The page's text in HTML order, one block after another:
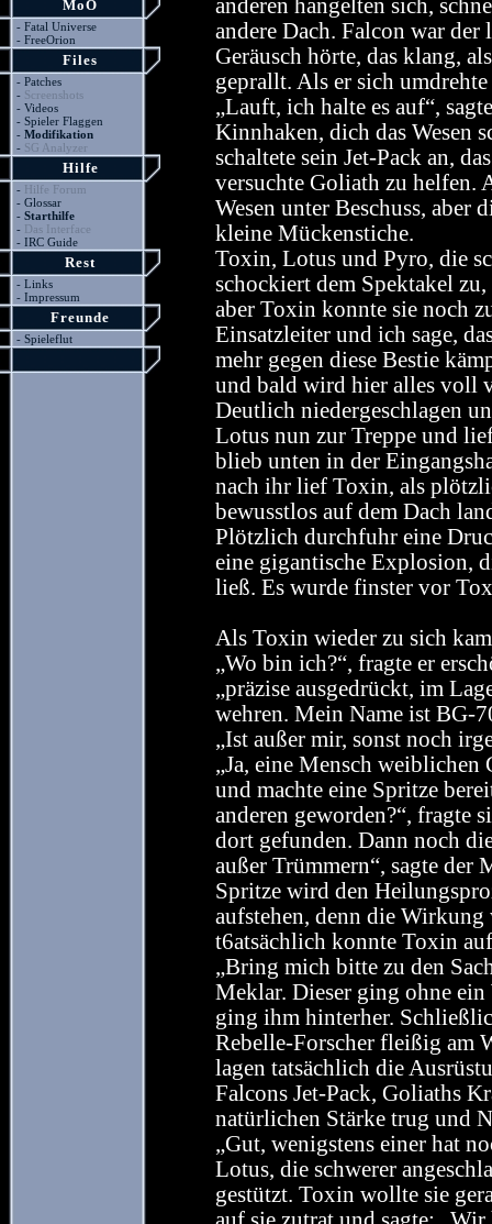
MoO
- Fatal Universe
- FreeOrion
Files
- Patches
- Screenshots
- Videos
- Spieler Flaggen
- Modifikation
- SG Analyzer
Hilfe
- Hilfe Forum
- Glossar
- Starthilfe
- Das Interface
- IRC Guide
Rest
- Links
- Impressum
Freunde
- Spieleflut
anderen hangelten sich,
andere Dach. Falcon war
Geräusch hörte, das klang,
geprallt. Als er sich
„Lauft, ich halte es auf“,
Kinnhaken, dich das Wesen
schaltete sein Jet-Pack an,
versuchte Goliath zu helfen.
Wesen unter Beschuss, aber
kleine Mückenstiche.
Toxin, Lotus und Pyro, die
schockiert dem Spektakel
aber Toxin konnte sie noch
Einsatzleiter und ich sage,
mehr gegen diese Bestie
und bald wird hier alles voll
Deutlich niedergeschlagen
Lotus nun zur Treppe und
blieb unten in der
nach ihr lief Toxin, als
bewusstlos auf dem Dach
Plötzlich durchfuhr eine
eine gigantische Explosion,
ließ. Es wurde finster vor
Als Toxin wieder zu sich
„Wo bin ich?“, fragte er
„präzise ausgedrückt, im
wehren. Mein Name ist BG-
„Ist außer mir, sonst noch
„Ja, eine Mensch weiblichen
und machte eine Spritze
anderen geworden?“, fragte
dort gefunden. Dann noch
außer Trümmern“, sagte der
Spritze wird den
aufstehen, denn die Wirkung
t6atsächlich konnte Toxin
„Bring mich bitte zu den
Meklar. Dieser ging ohne ein
ging ihm hinterher.
Rebelle-Forscher fleißig am
lagen tatsächlich die
Falcons Jet-Pack, Goliaths
natürlichen Stärke trug und
„Gut, wenigstens einer hat
Lotus, die schwerer
gestützt. Toxin wollte sie